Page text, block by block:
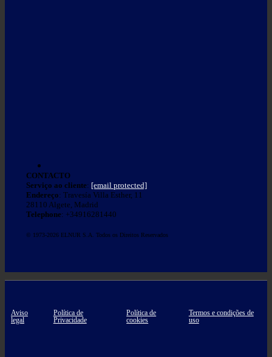
CONTACTO
Serviço ao cliente: [email protected]
Endereço: Travesía Villa Esther, 11
28110 Algete, Madrid
Telephone: +34916281440
© 1973-2026 ELNUR S.A. Todos os Direitos Reservados
Aviso
legal
Política de
Privacidade
Política de
cookies
Termos e condições de
uso